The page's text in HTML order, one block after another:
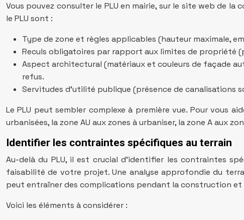
Vous pouvez consulter le PLU en mairie, sur le site web de
le PLU sont :
Type de zone et règles applicables (hauteur maximale,
Reculs obligatoires par rapport aux limites de propriété
Aspect architectural (matériaux et couleurs de façade
refus.
Servitudes d’utilité publique (présence de
Le PLU peut sembler complexe à première vue. Pour vous
urbanisées, la zone AU aux zones à urbaniser, la zone A aux
Identifier les contraintes spécifiques au terrain
Au-delà du PLU, il est crucial d’identifier les contraintes
faisabilité de votre projet. Une analyse approfondie du
peut entraîner des complications pendant la construction
Voici les éléments à considérer :